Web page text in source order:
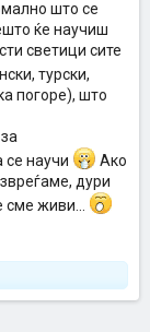
што се
ќе научиш
светици сите
турски,
погоре), што
се научи
Ако
дури
живи...